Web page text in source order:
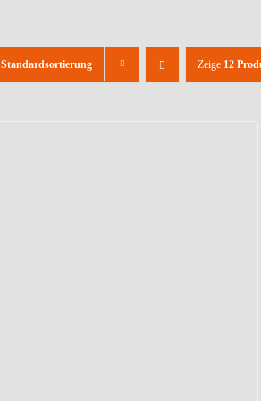
Standardsortierung Zeige 12